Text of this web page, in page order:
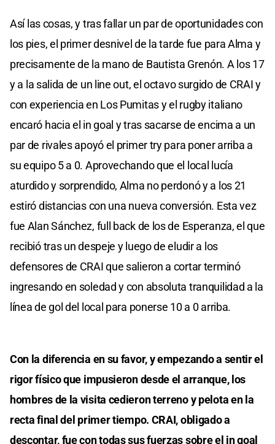
Así las cosas, y tras fallar un par de oportunidades con
los pies, el primer desnivel de la tarde fue para Alma y
precisamente de la mano de Bautista Grenón. A los 17
y a la salida de un line out, el octavo surgido de CRAI y
con experiencia en Los Pumitas y el rugby italiano
encaró hacia el in goal y tras sacarse de encima a un
par de rivales apoyó el primer try para poner arriba a
su equipo 5 a 0. Aprovechando que el local lucía
aturdido y sorprendido, Alma no perdonó y a los 21
estiró distancias con una nueva conversión. Esta vez
fue Alan Sánchez, full back de los de Esperanza, el que
recibió tras un despeje y luego de eludir a los
defensores de CRAI que salieron a cortar terminó
ingresando en soledad y con absoluta tranquilidad a la
línea de gol del local para ponerse 10 a 0 arriba.
Con la diferencia en su favor, y empezando a sentir el
rigor físico que impusieron desde el arranque, los
hombres de la visita cedieron terreno y pelota en la
recta final del primer tiempo. CRAI, obligado a
descontar, fue con todas sus fuerzas sobre el in goal